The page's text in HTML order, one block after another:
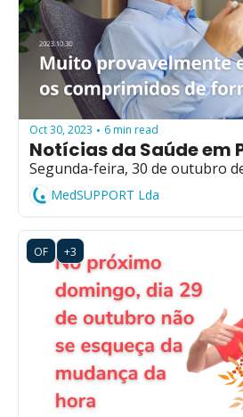
Oct 30, 2023 • 6 min read
Notícias da Saúde em
Segunda-feira, 30 de outubro
MedSUPPORT Lda
OF +3